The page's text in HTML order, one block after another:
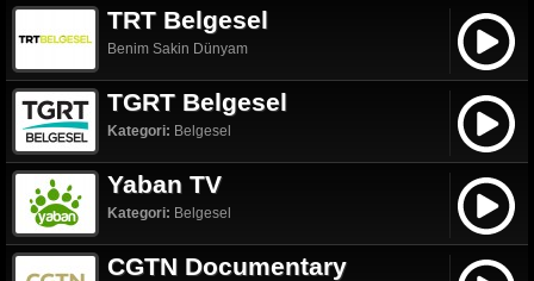
TRT Belgesel
Benim Sakin Dünyam
TGRT Belgesel
Kategori: Belgesel
Yaban TV
Kategori: Belgesel
CGTN Documentary